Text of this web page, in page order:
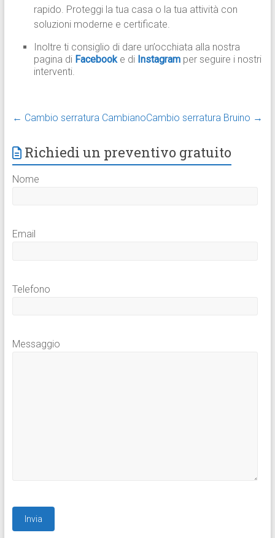
rapido. Proteggi la tua casa o la tua attività con
soluzioni moderne e certificate.
Inoltre ti consiglio di dare un’occhiata alla nostra
pagina di Facebook e di Instagram per seguire i nostri
interventi.
← Cambio serratura CambianoCambio serratura Bruino →
Richiedi un preventivo gratuito
Nome
Email
Telefono
Messaggio